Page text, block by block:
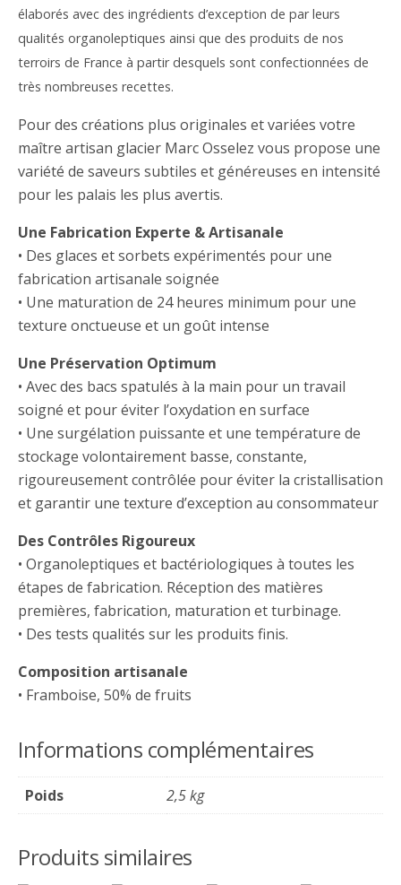
élaborés avec des ingrédients d’exception de par leurs
qualités organoleptiques ainsi que des produits de nos
terroirs de France à partir desquels sont confectionnées de
très nombreuses recettes.
Pour des créations plus originales et variées votre
maître artisan glacier Marc Osselez vous propose une
variété de saveurs subtiles et généreuses en intensité
pour les palais les plus avertis.
Une Fabrication Experte & Artisanale
• Des glaces et sorbets expérimentés pour une
fabrication artisanale soignée
• Une maturation de 24 heures minimum pour une
texture onctueuse et un goût intense
Une Préservation Optimum
• Avec des bacs spatulés à la main pour un travail
soigné et pour éviter l’oxydation en surface
• Une surgélation puissante et une température de
stockage volontairement basse, constante,
rigoureusement contrôlée pour éviter la cristallisation
et garantir une texture d’exception au consommateur
Des Contrôles Rigoureux
• Organoleptiques et bactériologiques à toutes les
étapes de fabrication. Réception des matières
premières, fabrication, maturation et turbinage.
• Des tests qualités sur les produits finis.
Composition artisanale
• Framboise, 50% de fruits
Informations complémentaires
Poids 2,5 kg
Produits similaires